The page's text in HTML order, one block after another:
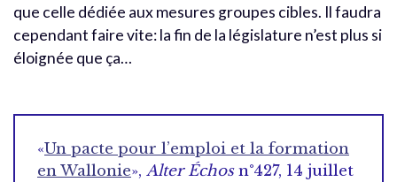
que celle dédiée aux mesures groupes cibles. Il faudra
cependant faire vite: la fin de la législature n’est plus si
éloignée que ça…
«Un pacte pour l’emploi et la formation
en Wallonie», Alter Échosn°427, 14 juillet